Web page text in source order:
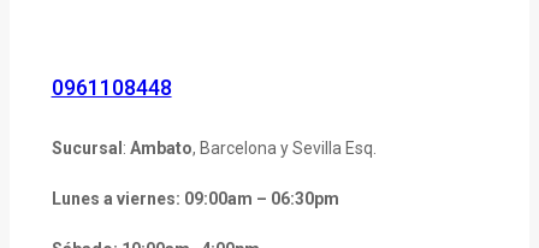
0961108448
Sucursal : Ambato, Barcelona y Sevilla Esq.
Lunes a viernes: 09:00am – 06:30pm